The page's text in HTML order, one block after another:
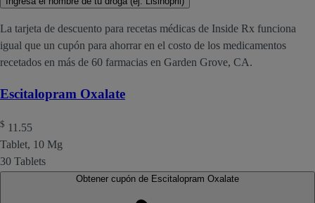
La tarjeta de descuento para recetas médicas de Inside Rx funciona
igual que un cupón para ahorrar en el costo de los medicamentos
recetados en más de 60 farmacias en Garden Grove, CA.
Escitalopram Oxalate
$ 11.55
Tablet, 10 Mg
30 Tablets